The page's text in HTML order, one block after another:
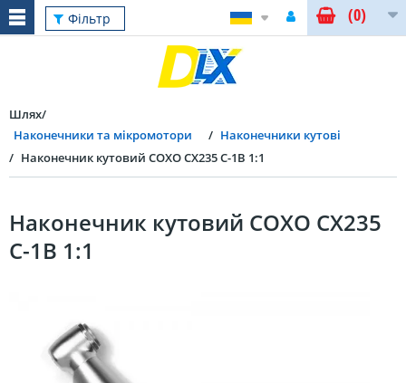
Фільтр (0)
Шлях
Наконечники та мікромотори
Наконечники кутові
Наконечник кутовий COXO CX235 C-1B 1:1
Наконечник кутовий COXO CX235
C-1B 1:1